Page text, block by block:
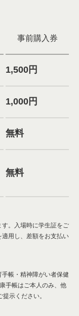
事前購入券
1,500円
1,000円
無料
無料
。入場時に学生証をご
用し、差額をお支払い
帳・精神障がい者保健
手帳はご本人のみ、他
示ください。